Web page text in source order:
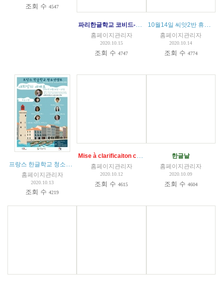
조회 수4547
파리한글학교 코비드-19 대응 수업 지침 공문 발송 내용
홈페이지관리자
2020.10.15
조회 수4747
10월14일 씨앗2반 휴강 - 확진케이스 경과
홈페이지관리자
2020.10.14
조회 수 4774
(1)
홈페이지관리자
2020.10.13
조회 수4219
Mise à clarificaiton conduite à tenir COVID 19 - IMPORTANT
홈페이지관리자
2020.10.12
조회 수4615
한글날
홈페이지관리자
2020.10.09
조회 수 4604